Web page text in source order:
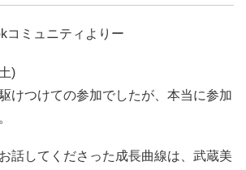
コミュニティよりー
)
けつけての参加でしたが、本当に参加
話してくださった成長曲線は、武蔵美